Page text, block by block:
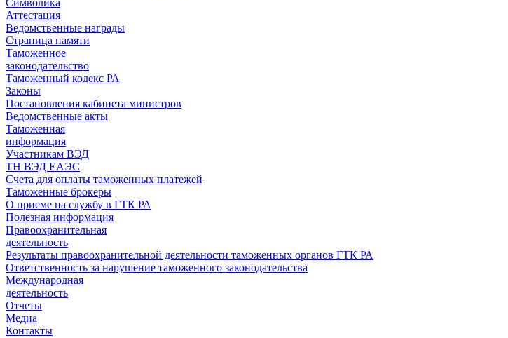
Символика
Аттестация
Ведомственные награды
Страница памяти
Таможенное
законодательство
Таможенный кодекс РА
Законы
Постановления кабинета министров
Ведомственные акты
Таможенная
информация
Участникам ВЭД
ТН ВЭД ЕАЭС
Счета для оплаты таможенных платежей
Таможенные брокеры
О приеме на службу в ГТК РА
Полезная информация
Правоохранительная
деятельность
Результаты правоохранительной деятельности таможенных органов ГТК РА
Ответственность за нарушение таможенного законодательства
Международная
деятельность
Отчеты
Медиа
Контакты